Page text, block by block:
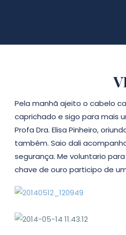
Pela manhã ajeito o cabelo
caprichado e sigo para mais
Profa Dra. Elisa Pinheiro,
também. Saio dali
segurança. Me voluntario
chave de ouro participo de